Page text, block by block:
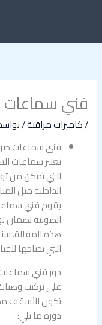
فني
/كاميرات مراقبة/
فني سماعات
تعتبر سماعات
التي تمكن من
الداخلية مثل
يقوم فني
الصوتية لضمان
هذه المقالة،
التي يحتاجها
دور فني
على تركيب
تكون الأسقف
دوره ما يلي: